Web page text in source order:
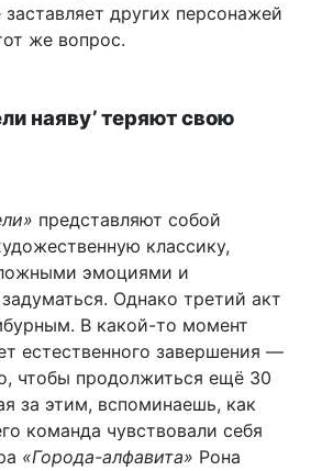
заставляет других персонажей
же вопрос.
наяву’ теряют свою
представляют собой
классику,
эмоциями и
Однако третий акт
В какой-то момент
естественного завершения —
чтобы продолжиться ещё 30
за этим, вспоминаешь, как
команда чувствовали себя
«Города-алфавита» Рона